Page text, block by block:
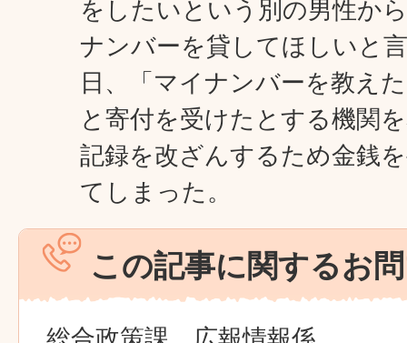
をしたいという別の男性か
ナンバーを貸してほしいと
日、「マイナンバーを教え
と寄付を受けたとする機関
記録を改ざんするため金銭
てしまった。
この記事に関するお